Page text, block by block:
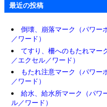
最近の投稿
倒壊、崩落マーク（パワー
／ワード）
てすり、柵へのもたれマー
／エクセル／ワード）
もたれ注意マーク（パワー
／ワード）
給水、給水所マーク（パワ
ル／ワード）